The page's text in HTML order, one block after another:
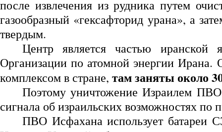
после извлечения из рудника путем
газообразный «гексафторид урана», а
твердым.
Центр является частью
Организации по атомной энергии Ирана.
комплексом в стране, там заняты около
Поэтому уничтожение Израилем
сигнала об израильских возможностях
ПВО Исфахана использует батареи С